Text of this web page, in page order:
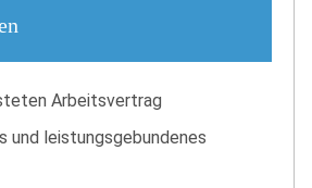
Arbeitsvertrag
und leistungsgebundenes